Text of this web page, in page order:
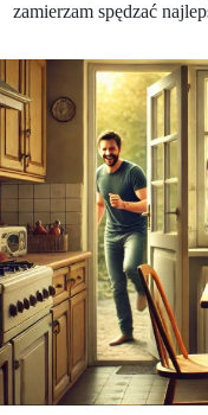
zamierzam spędzać